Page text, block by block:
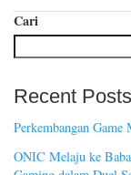
Cari
Recent Posts
Perkembangan
ONIC Melaju ke